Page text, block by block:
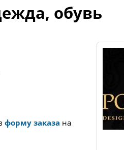
обувь
форму заказа на